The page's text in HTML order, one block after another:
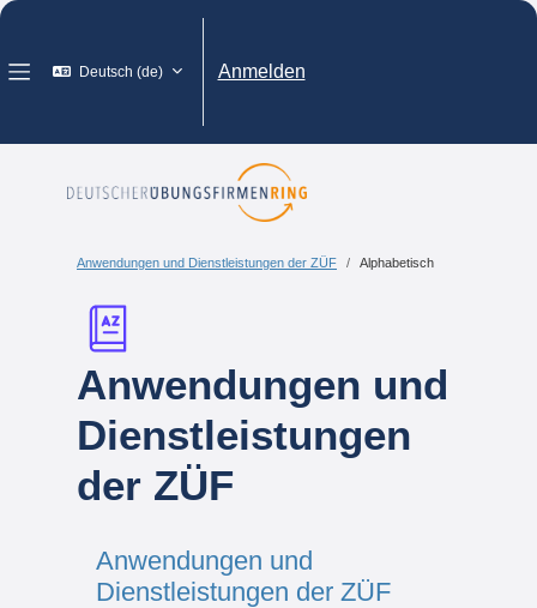
Zum Hauptinhalt
Deutsch ‎(de)‎ Anmelden
Anwendungen und Dienstleistungen der ZÜF Alphabetisch
Anwendungen und
Dienstleistungen
der ZÜF
Anwendungen und
Dienstleistungen der ZÜF